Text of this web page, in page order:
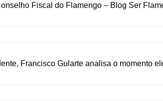
Fiscal do Flamengo – Blog Ser
Francisco Gularte analisa o momento